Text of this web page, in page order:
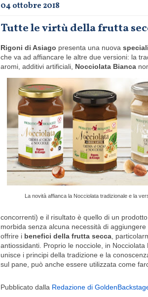
04 ottobre 2018
Tutte le virtù della frutta
Rigoni di Asiago presenta una nuova
che va ad affiancare le altre due versioni: la
aromi, additivi artificiali, Nocciolata Bianca
La novità affianca la Nocciolata tradizionale e la
concorrenti) e il risultato è quello di un
morbida senza alcuna necessità di
offrire i benefici della frutta secca,
antiossidanti. Proprio le nocciole, in
unisce i principi della tradizione e la
sul pane, può anche essere utilizzata come
Pubblicato dalla Redazione di